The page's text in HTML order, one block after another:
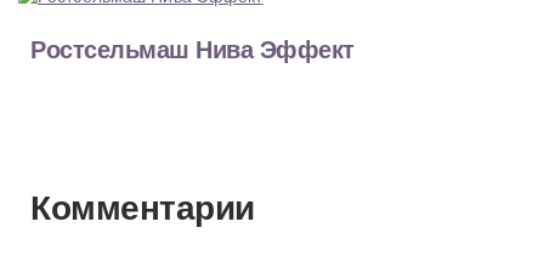
Ростсельмаш Нива Эффект
Комментарии